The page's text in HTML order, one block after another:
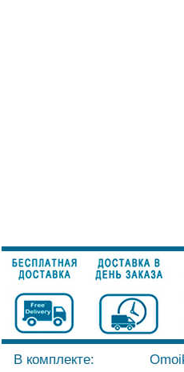
В комплекте: